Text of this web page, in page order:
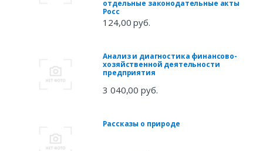
отдельные законодательные акты
Росс
124,00 руб.
Анализ и диагностика финансово-
хозяйственной деятельности
предприятия
3 040,00 руб.
Рассказы о природе